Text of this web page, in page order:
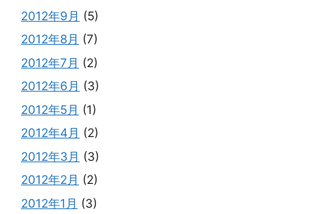
2012年9月 (5)
2012年8月 (7)
2012年7月 (2)
2012年6月 (3)
2012年5月 (1)
2012年4月 (2)
2012年3月 (3)
2012年2月 (2)
2012年1月 (3)